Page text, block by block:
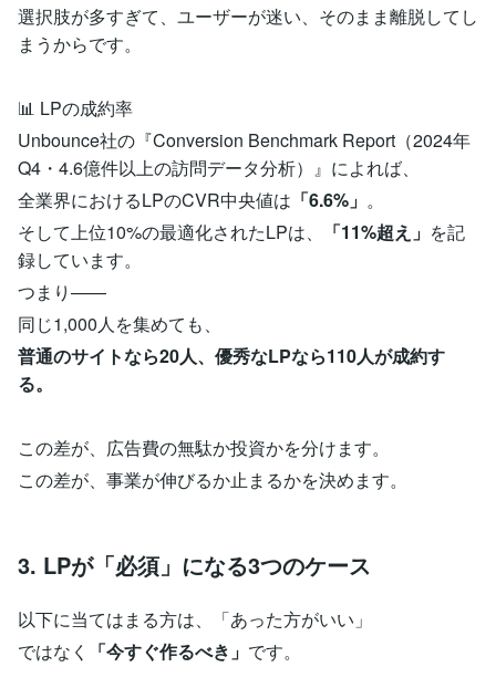
選択肢が多すぎて、ユーザーが迷い、そのまま離脱してし
まうからです。
📊 LPの成約率
Unbounce社の『Conversion Benchmark Report（2024年
Q4・4.6億件以上の訪問データ分析）』によれば、
全業界におけるLPのCVR中央値は 「6.6%」 。
そして上位10%の最適化されたLPは、
「11%超え」 を記
録しています。
つまり——
同じ1,000人を集めても、
普通のサイトなら20人、優秀なLPなら110人が成約す
る。
この差が、広告費の無駄か投資かを分けます。
この差が、事業が伸びるか止まるかを決めます。
3. LPが「必須」になる3つのケース
以下に当てはまる方は、「あった方がいい」
ではなく
「今すぐ作るべき」 です。